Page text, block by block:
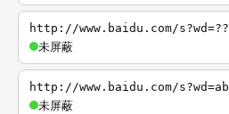
http://www.baidu.com/s?wd=??
未屏蔽
http://www.baidu.com/s?wd=ab
未屏蔽